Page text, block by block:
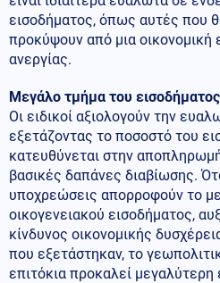
εισοδήματος, όπως αυτές που
προκύψουν από μια οικονομική
ανεργίας.
Μεγάλο τμήμα του
Οι ειδικοί αξιολογούν την
εξετάζοντας το ποσοστό του
κατευθύνεται στην
βασικές δαπάνες διαβίωσης.
υποχρεώσεις απορροφούν το
οικογενειακού εισοδήματος,
κίνδυνος οικονομικής
που εξετάστηκαν, το
επιτόκια προκαλεί